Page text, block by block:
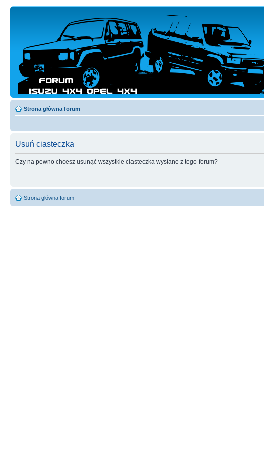
Strona główna forum
Usuń ciasteczka
Czy na pewno chcesz usunąć wszystkie ciasteczka wysłane z tego forum?
Strona główna forum